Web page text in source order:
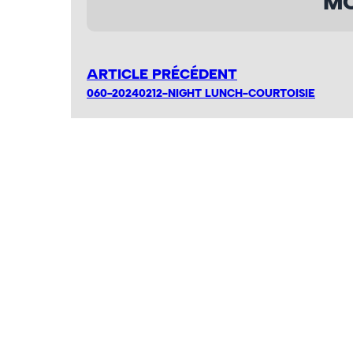
ARTICLE PRÉCÉDENT
060-20240212-NIGHT LUNCH-COURTOISIE